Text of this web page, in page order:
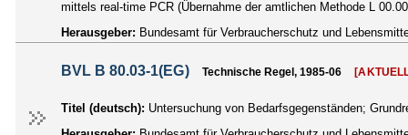
mittels real-time PCR (Übernahme der amtlichen Methode L
Herausgeber: Bundesamt für Verbraucherschutz und
BVL B 80.03-1(EG) Technische Regel, 1985-06
Titel (deutsch): Untersuchung von Bedarfsgegenständen;